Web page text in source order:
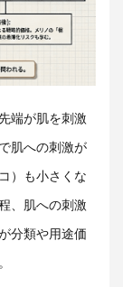
端が肌を刺激
肌への刺激が
）も小さくな
、肌への刺激
分類や用途価